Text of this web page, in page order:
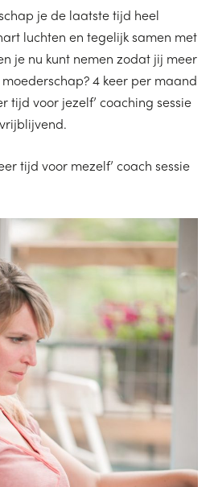
je de laatste tijd heel
luchten en tegelijk samen met
je nu kunt nemen zodat jij meer
4 keer per maand
tijd voor jezelf’ coaching sessie
tijd voor mezelf’ coach sessie